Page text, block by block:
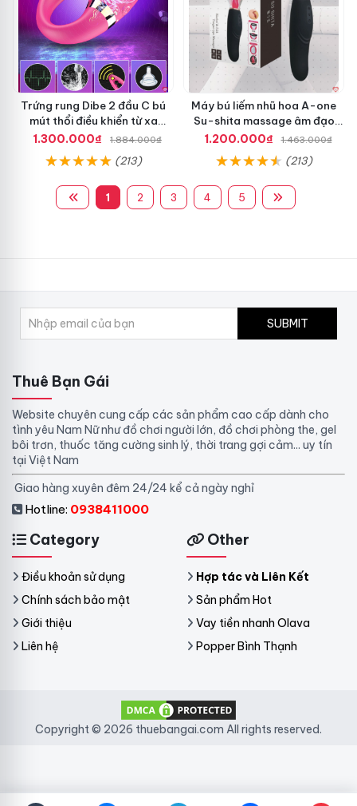
Trứng rung Dibe 2 đầu C bú
mút thổi điều khiển từ xa
silicon cao cấp kích thích
1.300.000₫ 1.884.000₫
(213)
Máy bú liếm nhũ hoa A-one
Su-shita massage âm đạo
rung đa chế độ
1.200.000₫ 1.463.000₫
(213)
1 2 3 4 5
SUBMIT
Thuê Bạn Gái
Website chuyên cung cấp các sản phẩm cao cấp dành cho
tình yêu Nam Nữ như đồ chơi người lớn, đồ chơi phòng the, gel
bôi trơn, thuốc tăng cường sinh lý, thời trang gợi cảm... uy tín
tại Việt Nam
Giao hàng xuyên đêm 24/24 kể cả ngày nghỉ
Hotline: 0938411000
Category
Điều khoản sử dụng
Chính sách bảo mật
Giới thiệu
Liên hệ
Other
Hợp tác và Liên Kết
Sản phẩm Hot
Vay tiền nhanh Olava
Popper Bình Thạnh
Copyright © 2026 thuebangai.com All rights reserved.